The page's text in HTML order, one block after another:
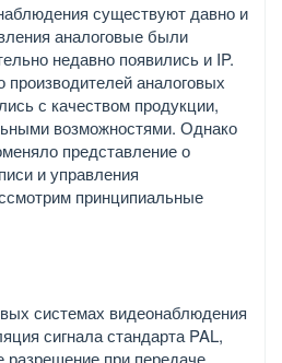
существуют давно и
аналоговые были
недавно появились и IP.
аналоговых
с качеством продукции,
возможностями. Однако
представление о
и управления
принципиальные
системах видеонаблюдения
сигнала стандарта PAL,
разрешение при передаче